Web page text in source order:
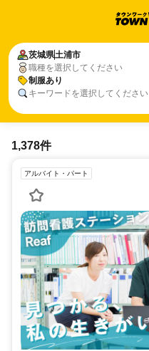
茨城県土浦市
職種を選択してください
制服あり
キーワードを選択してください
茨城県土浦市
制服あり
1,378件
アルバイト・パート